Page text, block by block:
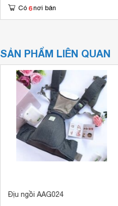
Có 6 nơi bán
SẢN PHẨM LIÊN QUAN
Địu ngồi AAG024